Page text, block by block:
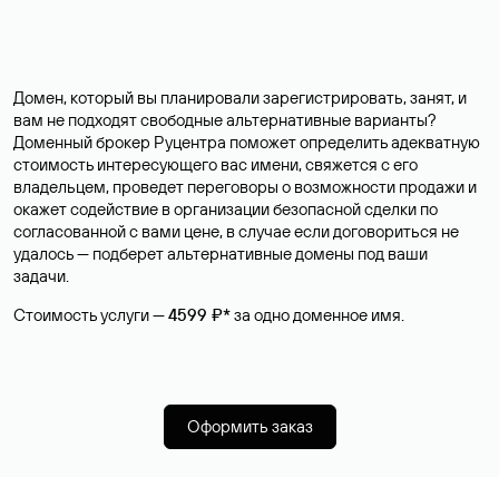
Домен, который вы планировали зарегистрировать, занят, и
вам не подходят свободные альтернативные варианты?
Доменный брокер Руцентра поможет определить адекватную
стоимость интересующего вас имени, свяжется с его
владельцем, проведет переговоры о возможности продажи и
окажет содействие в организации безопасной сделки по
согласованной с вами цене, в случае если договориться не
удалось — подберет альтернативные домены под ваши
задачи.
Стоимость услуги —4599 ₽*за одно доменное имя.
Оформить заказ